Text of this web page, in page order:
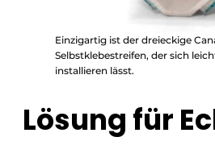
Einzigartig ist der dreieckige
Selbstklebestreifen, der sich
installieren lässt.
Lösung für